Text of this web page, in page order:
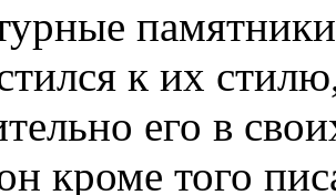
к их
его в
кроме того